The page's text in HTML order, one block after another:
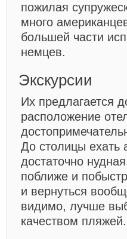
пожилая
много
большей части
немцев.
Экскурсии
Их предлагается
расположение
До столицы ехать
достаточно
поближе и
и вернуться
видимо, лучше
качеством пляжей.